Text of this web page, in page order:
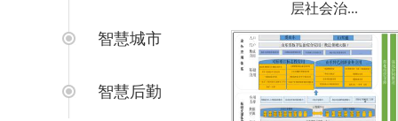
智慧城市
智慧后勤
层社会治...